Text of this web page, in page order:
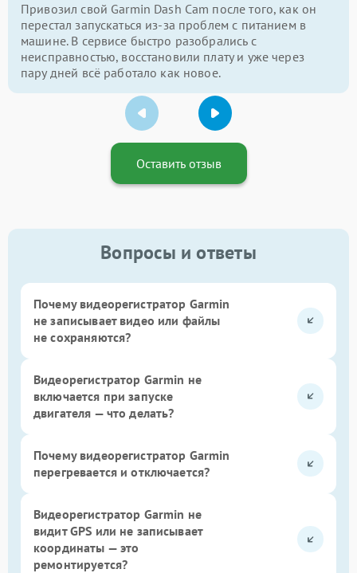
Привозил свой Garmin Dash Cam после того, как он
перестал запускаться из-за проблем с питанием в
машине. В сервисе быстро разобрались с
неисправностью, восстановили плату и уже через
пару дней всё работало как новое.
Оставить отзыв
Вопросы и ответы
Почему видеорегистратор Garmin
не записывает видео или файлы
не сохраняются?
Видеорегистратор Garmin не
включается при запуске
двигателя — что делать?
Почему видеорегистратор Garmin
перегревается и отключается?
Видеорегистратор Garmin не
видит GPS или не записывает
координаты — это
ремонтируется?